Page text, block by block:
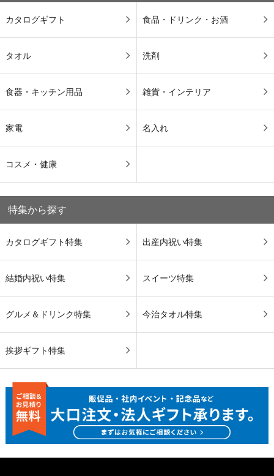
カタログギフト 食品・ドリンク・お酒
タオル 洗剤
食器・キッチン用品 雑貨・インテリア
家電 名入れ
コスメ・健康
特集から探す
カタログギフト特集 出産内祝い特集
結婚内祝い特集 スイーツ特集
グルメ＆ドリンク特集 今治タオル特集
挨拶ギフト特集